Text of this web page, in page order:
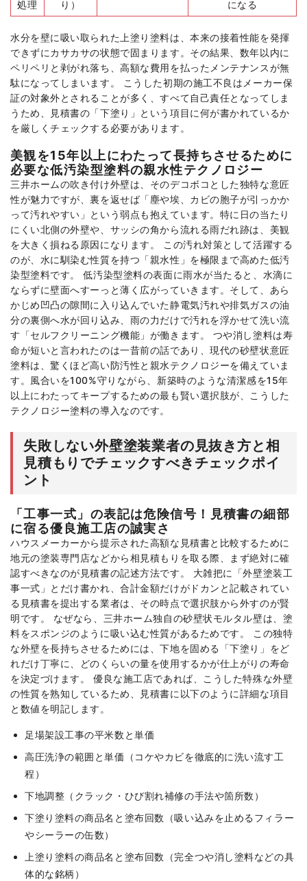
処理 り） になる
水分を壁に吸い取られた上塗り塗料は、本来の接着性能を発揮
できずにカサカサの状態で固まります。その結果、数年以内に
ペリペリと剥がれ落ち、高額な費用を払ったメンテナンスが無
駄になってしまいます。 こうした初期の施工不良はメーカー保
証の対象外とされることが多く、すべて自己責任となってしま
うため、見積書の「下塗り」という項目に何が書かれているか
を厳しくチェックする必要があります。
美観を15年以上にわたって長持ちさせるために
必要な低汚染型塗料の親水性テクノロジー
三井ホームの吹き付け外壁は、そのデコボコとした独特な意匠
性が魅力ですが、裏を返せば「塵や埃、カビの胞子が引っかか
って汚れやすい」という弱点も抱えています。特に日の当たり
にくい北側の外壁や、サッシの角から流れる雨だれ跡は、美観
を大きく損ねる原因になります。 この汚れ対策として活躍する
のが、水に馴染む性質を持つ「親水性」を極限まで高めた低汚
染型塗料です。 低汚染型塗料の表面に雨水が当たると、水滴に
ならずに壁面へすーっと薄く広がっていきます。そして、あら
かじめ凹凸の隙間に入り込んでいた静電気汚れや排気ガスの油
分の裏側へ水が回り込み、雨の力だけで汚れを浮かせて洗い流
す「セルフクリーニング機能」が働きます。 つや消し塗料は寿
命が短いと言われたのは一昔前の話であり、現代の砂壁状意匠
塗料は、驚くほど高い防汚性と親水テクノロジーを備えていま
す。風合いを100%守りながら、新築時のような清潔感を15年
以上にわたってキープするための最も賢い選択肢が、こうした
テクノロジー塗料の導入なのです。
失敗しない外壁塗装業者の見抜き方と相
見積もりでチェックすべきチェックポイ
ント
「工事一式」の表記は危険信号！見積書の細部
に宿る優良施工店の誠実さ
ハウスメーカーから提示された高額な見積書と比較するために
地元の塗装専門店などから相見積もりを取る際、まず絶対に確
認すべきなのが見積書の記述方法です。 大雑把に「外壁塗装工
事一式」とだけ書かれ、合計金額だけがドカンと記載されてい
る見積書を提出する業者は、その時点で選択肢から外すのが賢
明です。 なぜなら、三井ホーム独自の砂壁状モルタル壁は、塗
料をスポンジのように吸い込む性質があるためです。 この独特
な外壁を長持ちさせるためには、下地を固める「下塗り」をど
れだけ丁寧に、どのくらいの量を使用するかが仕上がりの寿命
を決定づけます。 優良な施工店であれば、こうした特殊な外壁
の性質を熟知しているため、見積書に以下のように詳細な項目
と数値を明記します。
足場架設工事の平米数と単価
高圧洗浄の範囲と単価（コケやカビを徹底的に洗い流す工
程）
下地調整（クラック・ひび割れ補修の手法や箇所数）
下塗り塗料の商品名と塗布回数（吸い込みを止めるフィラー
やシーラーの缶数）
上塗り塗料の商品名と塗布回数（完全つや消し塗料などの具
体的な銘柄）